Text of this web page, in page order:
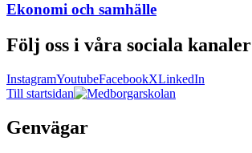
Ekonomi och samhälle
Följ oss i våra sociala kanaler
InstagramYoutubeFacebookXLinkedIn
Till startsidan
Genvägar